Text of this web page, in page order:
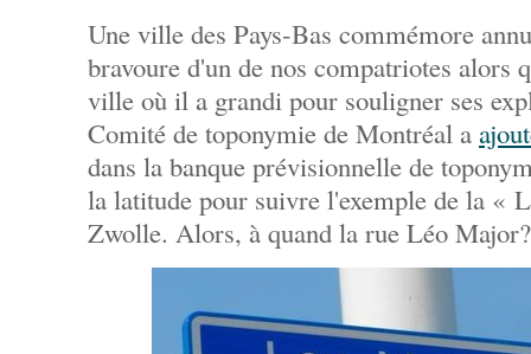
Une ville des Pays-Bas commémore
bravoure d'un de nos compatriotes alors
ville où il a grandi pour souligner ses
Comité de toponymie de Montréal a
dans la banque prévisionnelle de
la latitude pour suivre l'exemple de la «
Zwolle. Alors, à quand la rue Léo Major?